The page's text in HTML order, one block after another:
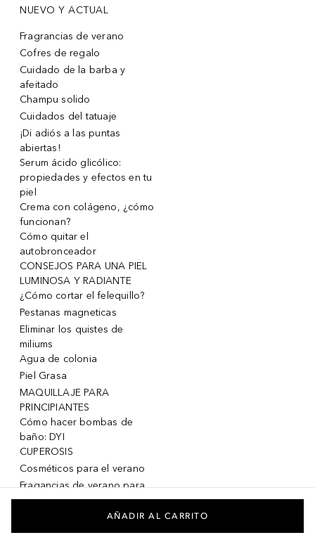
NUEVO Y ACTUAL
Fragrancias de verano
Cofres de regalo
Cuidado de la barba y
afeitado
Champu solido
Cuidados del tatuaje
¡Di adiós a las puntas
abiertas!
Serum ácido glicólico:
propiedades y efectos en tu
piel
Crema con colágeno, ¿cómo
funcionan?
Cómo quitar el
autobronceador
CONSEJOS PARA UNA PIEL
LUMINOSA Y RADIANTE
¿Cómo cortar el felequillo?
Pestanas magneticas
Eliminar los quistes de
miliums
Agua de colonia
Piel Grasa
MAQUILLAJE PARA
PRINCIPIANTES
Cómo hacer bombas de
baño: DYI
CUPEROSIS
Cosméticos para el verano
Fragancias de verano para
mujeres
Fragancias de verano paraAÑADIR AL CARRITO